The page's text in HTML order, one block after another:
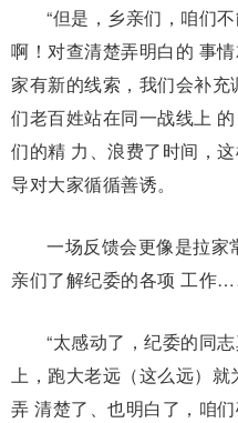
“但是，乡亲们，咱们
啊！对查清楚弄明白的 事
家有新的线索，我们会补
们老百姓站在同一战线上
们的精 力、浪费了时间，
导对大家循循善诱。
一场反馈会更像是拉家
亲们了解纪委的各项 工作
“太感动了，纪委的同
上，跑大老远（这么远）
弄 清楚了、也明白了，咱